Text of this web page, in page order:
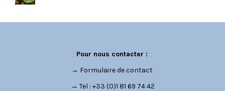
Pour nous contacter :
→ Formulaire de contact
→ Tel : +33 (0)1 81 69 74 42